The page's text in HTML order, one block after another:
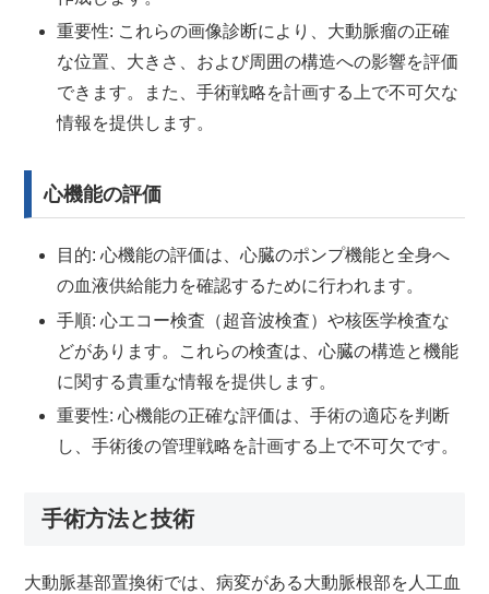
重要性: これらの画像診断により、大動脈瘤の正確
な位置、大きさ、および周囲の構造への影響を評価
できます。また、手術戦略を計画する上で不可欠な
情報を提供します。
心機能の評価
目的: 心機能の評価は、心臓のポンプ機能と全身へ
の血液供給能力を確認するために行われます。
手順: 心エコー検査（超音波検査）や核医学検査な
どがあります。これらの検査は、心臓の構造と機能
に関する貴重な情報を提供します。
重要性: 心機能の正確な評価は、手術の適応を判断
し、手術後の管理戦略を計画する上で不可欠です。
手術方法と技術
大動脈基部置換術では、病変がある大動脈根部を人工血